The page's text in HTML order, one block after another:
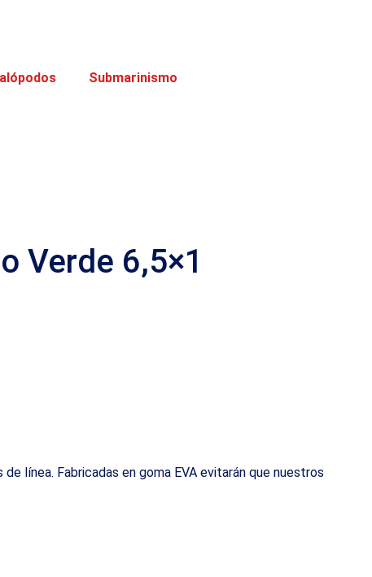
Submarinismo
Verde 6,5×1
línea. Fabricadas en goma EVA evitarán que nuestros